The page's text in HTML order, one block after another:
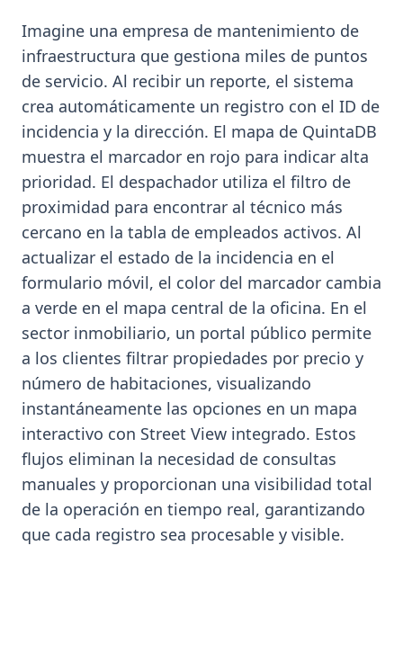
Imagine una empresa de mantenimiento de
infraestructura que gestiona miles de puntos
de servicio. Al recibir un reporte, el sistema
crea automáticamente un registro con el ID de
incidencia y la dirección. El mapa de QuintaDB
muestra el marcador en rojo para indicar alta
prioridad. El despachador utiliza el filtro de
proximidad para encontrar al técnico más
cercano en la tabla de empleados activos. Al
actualizar el estado de la incidencia en el
formulario móvil, el color del marcador cambia
a verde en el mapa central de la oficina. En el
sector inmobiliario, un portal público permite
a los clientes filtrar propiedades por precio y
número de habitaciones, visualizando
instantáneamente las opciones en un mapa
interactivo con Street View integrado. Estos
flujos eliminan la necesidad de consultas
manuales y proporcionan una visibilidad total
de la operación en tiempo real, garantizando
que cada registro sea procesable y visible.